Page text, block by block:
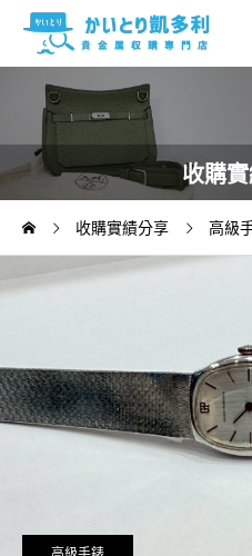
收購
收購實績分享 高級